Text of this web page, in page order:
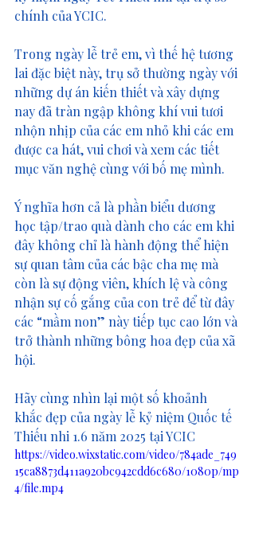
chính của YCIC.
Trong ngày lễ trẻ em, vì thế hệ tương
lai đặc biệt này, trụ sở thường ngày với
những dự án kiến thiết và xây dựng
nay đã tràn ngập không khí vui tươi
nhộn nhịp của các em nhỏ khi các em
được ca hát, vui chơi và xem các tiết
mục văn nghệ cùng với bố mẹ mình.
Ý nghĩa hơn cả là phần biểu dương
học tập/trao quà dành cho các em khi
đây không chỉ là hành động thể hiện
sự quan tâm của các bậc cha mẹ mà
còn là sự động viên, khích lệ và công
nhận sự cố gắng của con trẻ để từ đây
các “mầm non” này tiếp tục cao lớn và
trở thành những bông hoa đẹp của xã
hội.
Hãy cùng nhìn lại một số khoảnh
khắc đẹp của ngày lễ kỷ niệm Quốc tế
Thiếu nhi 1.6 năm 2025 tại YCIC
https://video.wixstatic.com/video/784ade_749
15ca8873d411a920bc942cdd6c680/1080p/mp
4/file.mp4